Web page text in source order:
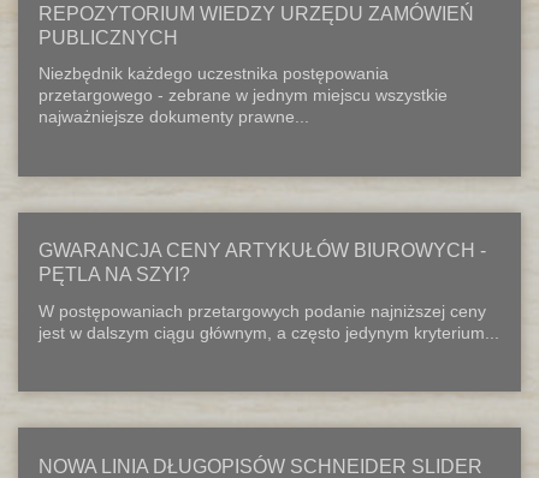
REPOZYTORIUM WIEDZY URZĘDU ZAMÓWIEŃ
PUBLICZNYCH
Niezbędnik każdego uczestnika postępowania
przetargowego - zebrane w jednym miejscu wszystkie
najważniejsze dokumenty prawne...
GWARANCJA CENY ARTYKUŁÓW BIUROWYCH -
PĘTLA NA SZYI?
W postępowaniach przetargowych podanie najniższej ceny
jest w dalszym ciągu głównym, a często jedynym kryterium...
NOWA LINIA DŁUGOPISÓW SCHNEIDER SLIDER